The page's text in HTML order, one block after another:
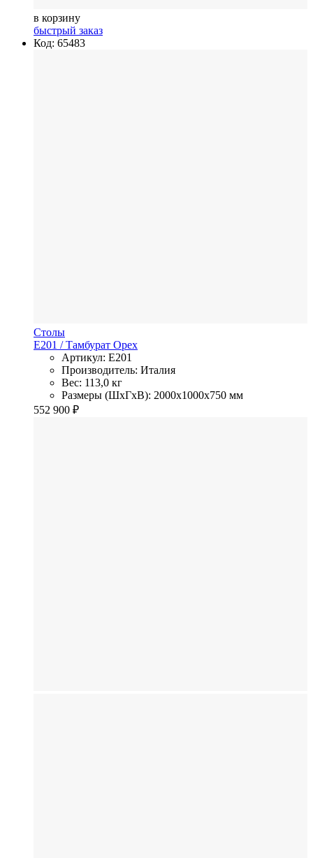
в корзину
быстрый заказ
Код: 65483
Столы
E201 / Тамбурат Орех
Артикул: E201
Производитель: Италия
Вес: 113,0 кг
Размеры (ШхГхВ): 2000x1000x750 мм
552 900 ₽